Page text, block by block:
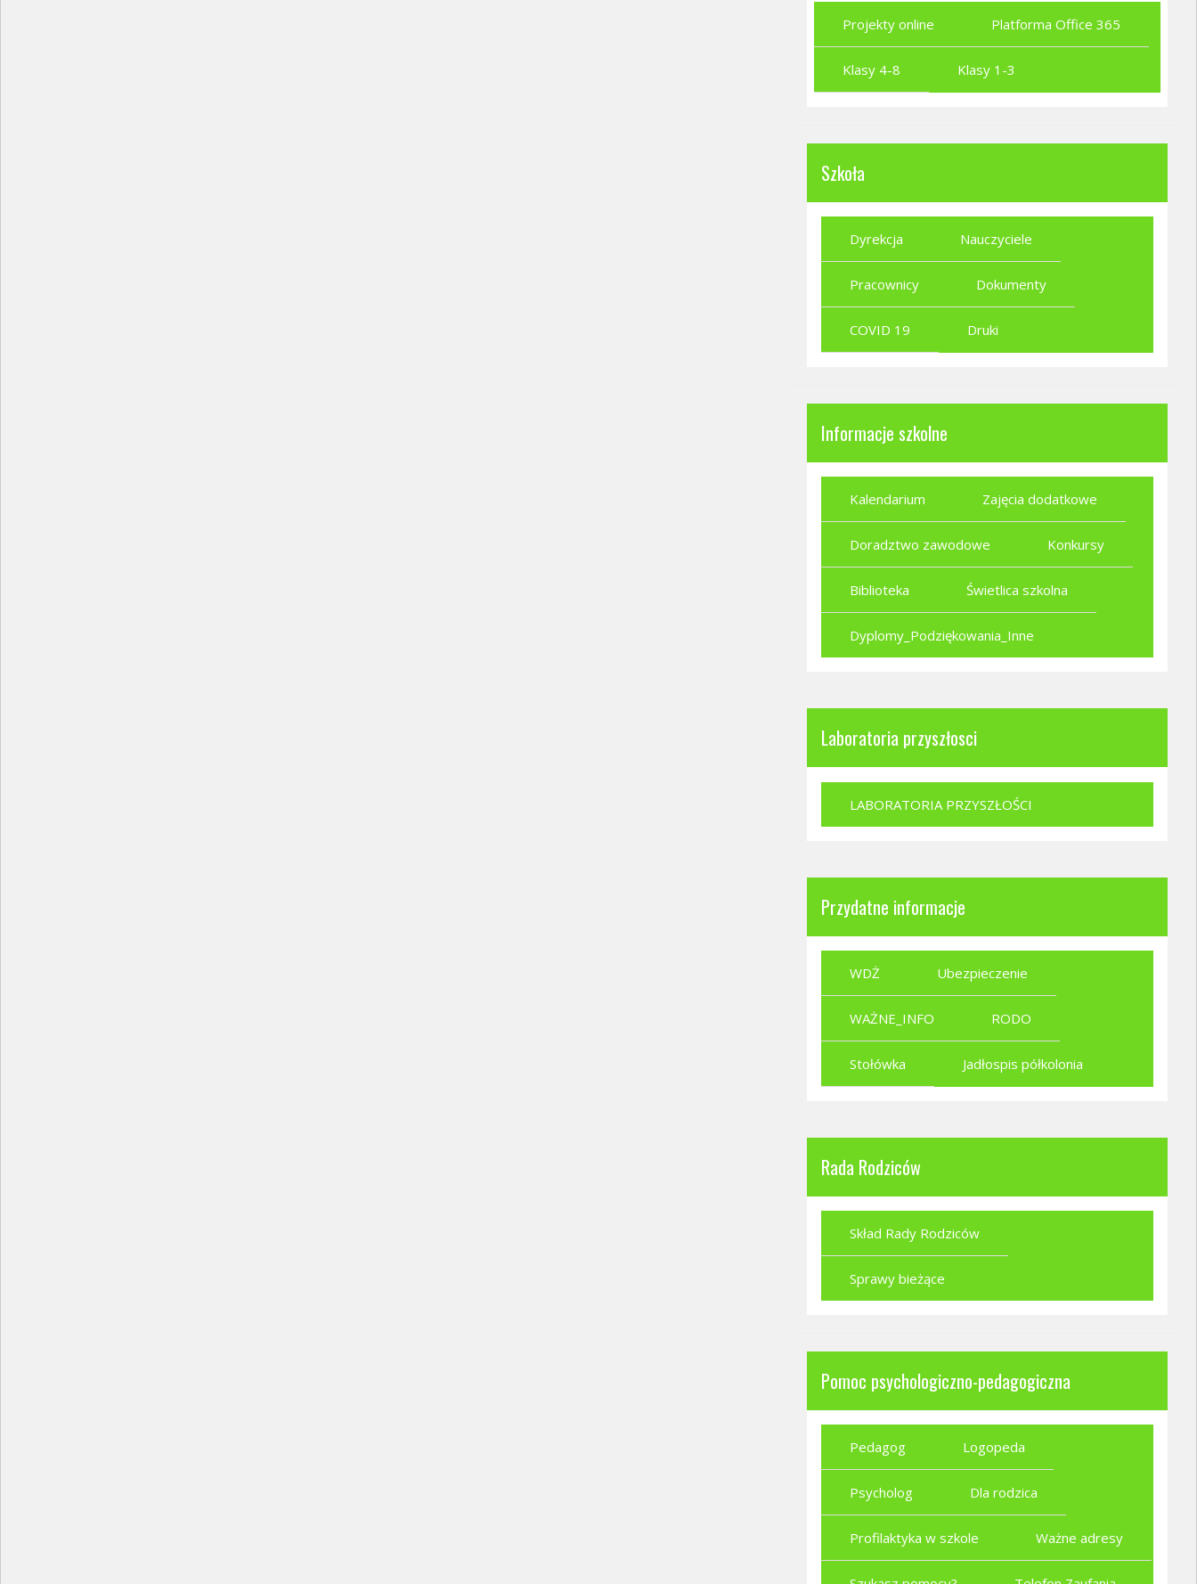
Projekty online Platforma Office 365
Klasy 4-8 Klasy 1-3
Szkoła
Dyrekcja Nauczyciele
Pracownicy Dokumenty
COVID 19 Druki
Informacje szkolne
Kalendarium Zajęcia dodatkowe
Doradztwo zawodowe Konkursy
Biblioteka Świetlica szkolna
Dyplomy_Podziękowania_Inne
Laboratoria przyszłosci
LABORATORIA PRZYSZŁOŚCI
Przydatne informacje
WDŻ Ubezpieczenie
WAŻNE_INFO RODO
Stołówka Jadłospis półkolonia
Rada Rodziców
Skład Rady Rodziców
Sprawy bieżące
Pomoc psychologiczno-pedagogiczna
Pedagog Logopeda
Psycholog Dla rodzica
Profilaktyka w szkole Ważne adresy